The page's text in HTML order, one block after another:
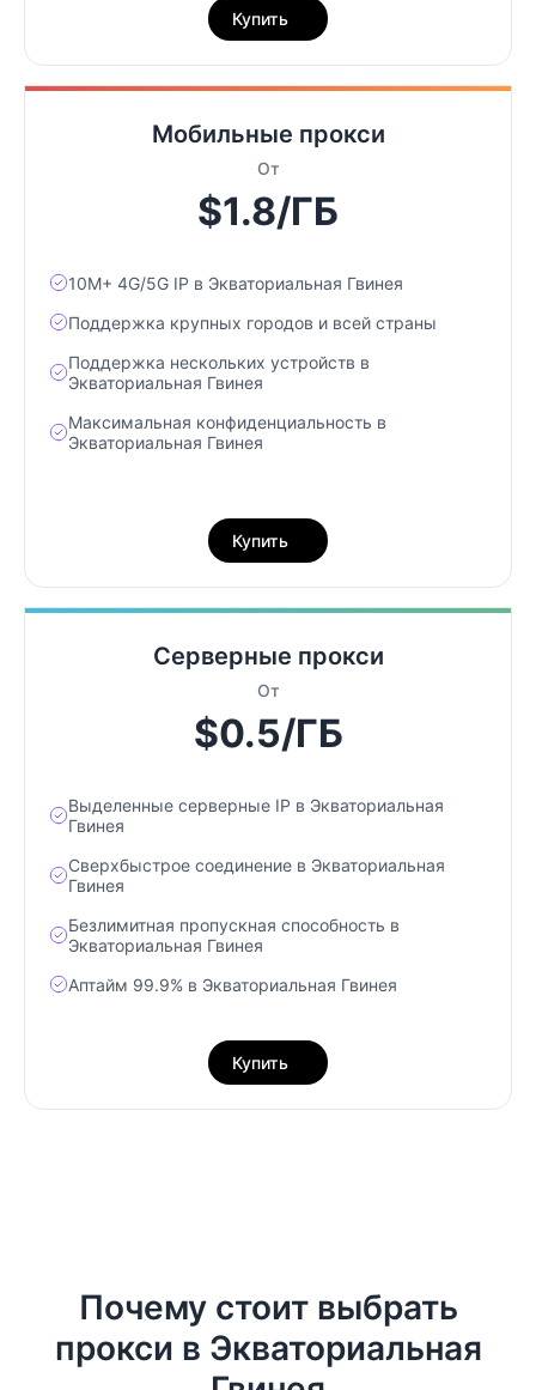
Купить
Мобильные прокси
От
$1.8/ГБ
10М+ 4G/5G IP в Экваториальная Гвинея
Поддержка крупных городов и всей страны
Поддержка нескольких устройств в
Экваториальная Гвинея
Максимальная конфиденциальность в
Экваториальная Гвинея
Купить
Серверные прокси
От
$0.5/ГБ
Выделенные серверные IP в Экваториальная
Гвинея
Сверхбыстрое соединение в Экваториальная
Гвинея
Безлимитная пропускная способность в
Экваториальная Гвинея
Аптайм 99.9% в Экваториальная Гвинея
Купить
Почему стоит выбрать
прокси в Экваториальная